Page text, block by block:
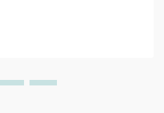
벌 접착제 산업 전반에서 점점